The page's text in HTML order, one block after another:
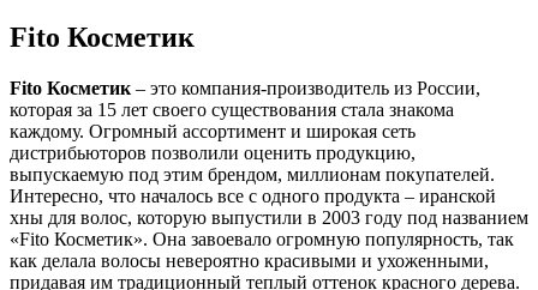
Fito Косметик
Fito Косметик – это компания-производитель из России,
которая за 15 лет своего существования стала знакома
каждому. Огромный ассортимент и широкая сеть
дистрибьюторов позволили оценить продукцию,
выпускаемую под этим брендом, миллионам покупателей.
Интересно, что началось все с одного продукта – иранской
хны для волос, которую выпустили в 2003 году под названием
«Fito Косметик». Она завоевало огромную популярность, так
как делала волосы невероятно красивыми и ухоженными,
придавая им традиционный теплый оттенок красного дерева.